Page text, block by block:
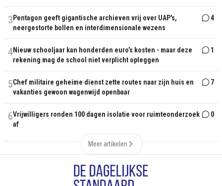
3 Pentagon geeft gigantische archieven vrij over UAP's,
neergestorte bollen en interdimensionale wezens
4
4Nieuw schooljaar kan honderden euro’s kosten - maar deze
rekening mag de school niet verplicht opleggen
1
5Chef militaire geheime dienst zette routes naar zijn huis en
vakanties gewoon wagenwijd openbaar
7
6Vrijwilligers ronden 100 dagen isolatie voor ruimteonderzoek
af
0
Meer artikelen